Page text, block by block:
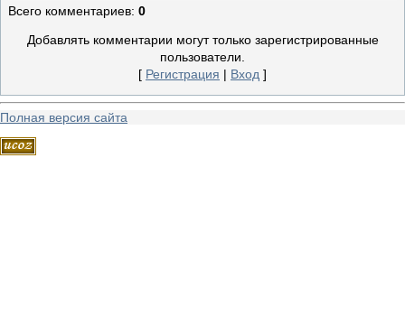
Всего комментариев: 0
Добавлять комментарии могут только зарегистрированные
пользователи.
[ Регистрация | Вход ]
Полная версия сайта